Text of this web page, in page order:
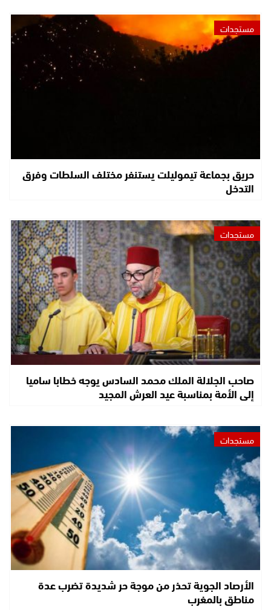
مستجدات
حريق بجماعة تيموليلت يستنفر مختلف السلطات وفرق
التدخل
مستجدات
صاحب الجلالة الملك محمد السادس يوجه خطابا ساميا
إلى الأمة بمناسبة عيد العرش المجيد
مستجدات
الأرصاد الجوية تحذر من موجة حر شديدة تضرب عدة
مناطق بالمغرب